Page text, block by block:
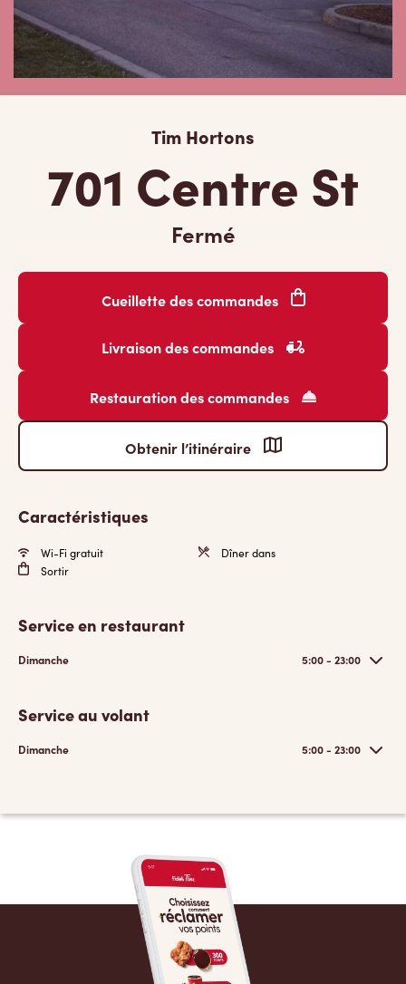
Tim Hortons
701 Centre St
Fermé
Cueillette des commandes
Livraison des commandes
Restauration des commandes
Obtenir l’itinéraire
Caractéristiques
Wi-Fi gratuit
Dîner dans
Sortir
Service en restaurant
Dimanche 5:00 - 23:00
Service au volant
Dimanche 5:00 - 23:00